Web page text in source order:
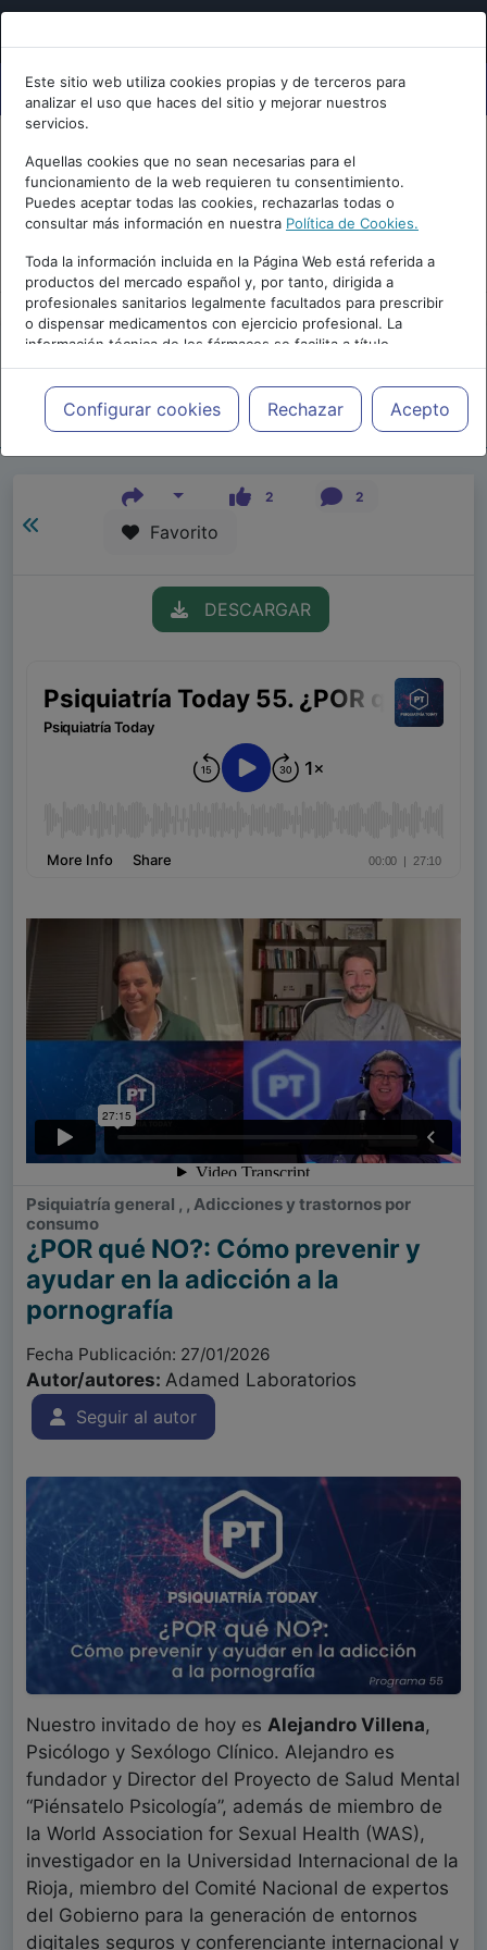
Este sitio web utiliza cookies propias y de terceros para
analizar el uso que haces del sitio y mejorar nuestros
servicios.
Aquellas cookies que no sean necesarias para el
funcionamiento de la web requieren tu consentimiento.
Puedes aceptar todas las cookies, rechazarlas todas o
consultar más información en nuestra Política de Cookies.
Toda la información incluida en la Página Web está referida a
productos del mercado español y, por tanto, dirigida a
profesionales sanitarios legalmente facultados para prescribir
o dispensar medicamentos con ejercicio profesional. La
información técnica de los fármacos se facilita a título
meramente informativo, siendo responsabilidad de los
profesionales facultados prescribir medicamentos y decidir, en
cada caso concreto, el tratamiento más adecuado a las
necesidades del paciente.
Configurar cookies Rechazar Acepto
Repositorio de Artículos |Blogs| Podcast
Psiquiatría Today|
2 2
Favorito
DESCARGAR
Psiquiatría general , , Adicciones y trastornos por
consumo
¿POR qué NO?: Cómo prevenir y
ayudar en la adicción a la
pornografía
Fecha Publicación: 27/01/2026
Autor/autores: Adamed Laboratorios
Seguir al autor
Nuestro invitado de hoy es Alejandro Villena,
Psicólogo y Sexólogo Clínico. Alejandro es
fundador y Director del Proyecto de Salud Mental
“Piénsatelo Psicología”, además de miembro de
la World Association for Sexual Health (WAS),
investigador en la Universidad Internacional de la
Rioja, miembro del Comité Nacional de expertos
del Gobierno para la generación de entornos
digitales seguros y conferenciante internacional y